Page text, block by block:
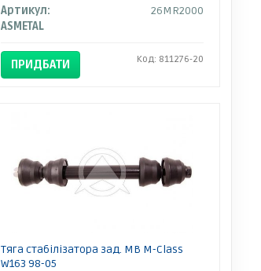
Артикул:
26MR2000
ASMETAL
ПРИДБАТИ Код: 811276-20
Тяга стабілізатора зад. MB M-Class
W163 98-05